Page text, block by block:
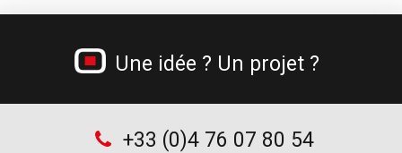
Une idée ? Un projet ?
+33 (0)4 76 07 80 54